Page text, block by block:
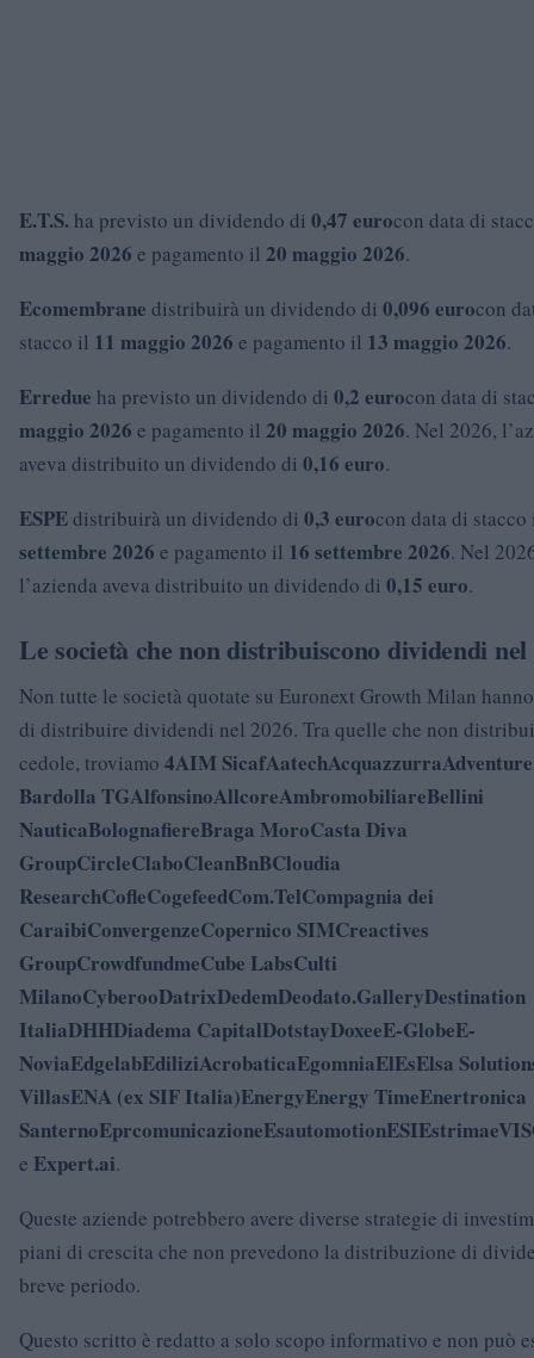
E.T.S. ha previsto un dividendo di 0,47 eurocon data di
maggio 2026 e pagamento il 20 maggio 2026.
Ecomembrane distribuirà un dividendo di 0,096 eurocon
stacco il 11 maggio 2026 e pagamento il 13 maggio 2026.
Erredue ha previsto un dividendo di 0,2 eurocon data di
maggio 2026 e pagamento il 20 maggio 2026. Nel 2026,
aveva distribuito un dividendo di 0,16 euro.
ESPEdistribuirà un dividendo di 0,3 eurocon data di
settembre 2026 e pagamento il 16 settembre 2026. Nel
l’azienda aveva distribuito un dividendo di 0,15 euro.
Le società che non distribuiscono dividendi nel
Non tutte le società quotate su Euronext Growth Milan
di distribuire dividendi nel 2026. Tra quelle che non
cedole, troviamo 4AIM SicafAatechAcquazzurraAdventure
Bardolla TGAlfonsinoAllcoreAmbromobiliareBellini
NauticaBolognafiereBraga MoroCasta Diva
GroupCircleClaboCleanBnBCloudia
ResearchCofleCogefeedCom.TelCompagnia dei
CaraibiConvergenzeCopernico SIMCreactives
GroupCrowdfundmeCube LabsCulti
MilanoCyberooDatrixDedemDeodato.GalleryDestination
ItaliaDHHDiadema CapitalDotstayDoxeeE-GlobeE-
NoviaEdgelabEdiliziAcrobaticaEgomniaElEsElsa
VillasENA (ex SIF Italia)EnergyEnergy TimeEnertronica
SanternoEprcomunicazioneEsautomotionESIEstrima
e Expert.ai.
Queste aziende potrebbero avere diverse strategie di
piani di crescita che non prevedono la distribuzione di
breve periodo.
Questo scritto è redatto a solo scopo informativo e non può